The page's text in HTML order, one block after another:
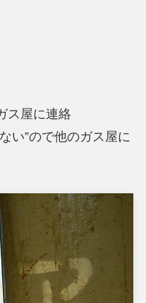
ス屋に連絡
い”ので他のガス屋に